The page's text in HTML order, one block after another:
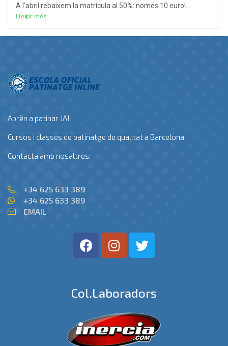
A l’abril rebaixem la matrícula al 50%: només 10 euro!...
Llegir més
Aprèn a patinar JA!
Cursos i classes de patinatge de qualitat a Barcelona.
Contacta amb nosaltres:
+34 625 633 389
+34 625 633 389
EMAIL
Col.laboradors